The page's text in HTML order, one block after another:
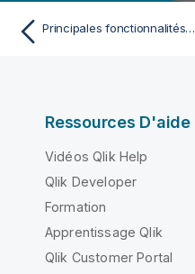
Principales fonctionnalités et options de configuration
Ressources D'aide
Vidéos Qlik Help
Qlik Developer
Formation
Apprentissage Qlik
Qlik Customer Portal